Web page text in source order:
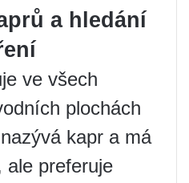
a hledání
ve všech
plochách
kapr a má
ale preferuje